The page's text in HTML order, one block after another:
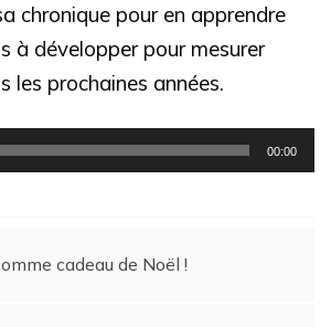
chronique pour en apprendre
à développer pour mesurer
les prochaines années.
00:00
cadeau de Noël !